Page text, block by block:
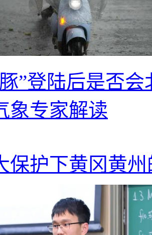
”登陆后是否
象专家解读
保护下黄冈黄